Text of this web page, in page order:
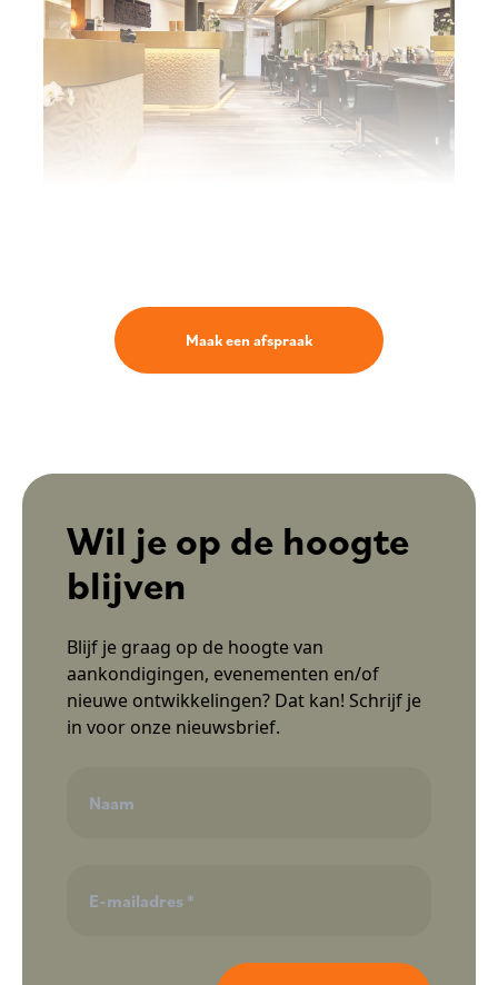
Maak een afspraak
Wil je op de hoogte
blijven
Blijf je graag op de hoogte van
aankondigingen, evenementen en/of
nieuwe ontwikkelingen? Dat kan! Schrijf je
in voor onze nieuwsbrief.